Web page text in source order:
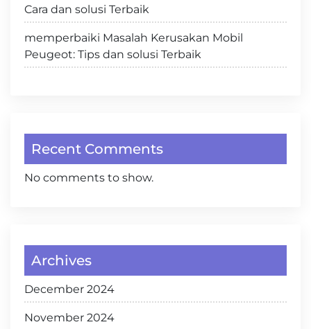
Cara dan solusi Terbaik
memperbaiki Masalah Kerusakan Mobil
Peugeot: Tips dan solusi Terbaik
Recent Comments
No comments to show.
Archives
December 2024
November 2024